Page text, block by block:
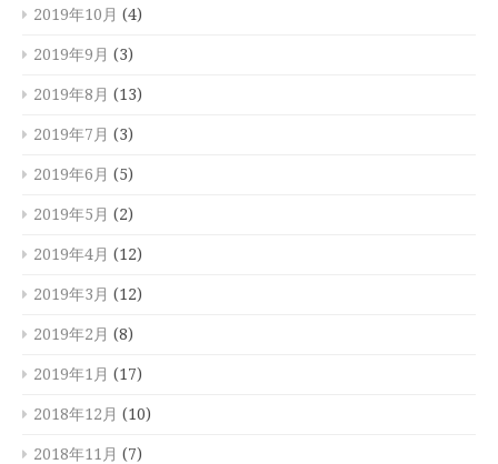
2019年10月 (4)
2019年9月 (3)
2019年8月 (13)
2019年7月 (3)
2019年6月 (5)
2019年5月 (2)
2019年4月 (12)
2019年3月 (12)
2019年2月 (8)
2019年1月 (17)
2018年12月 (10)
2018年11月 (7)